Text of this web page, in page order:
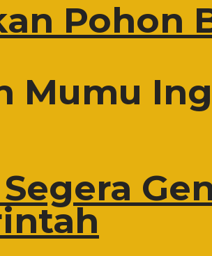
Pohon
Mumu